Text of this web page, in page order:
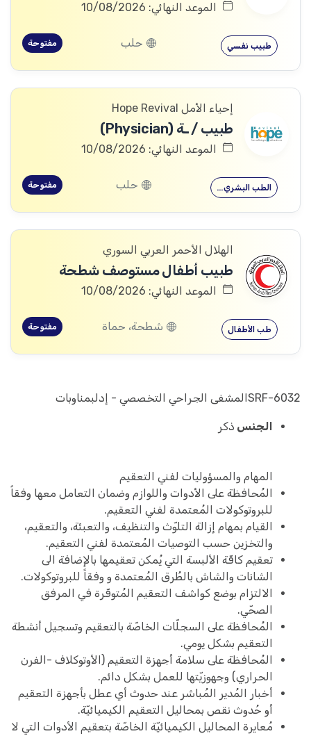
الموعد النهائي: 10/08/2026
طبيب نفسي حلب مفتوحة
إحياء الأمل Hope Revival
طبيب / ـة (Physician)
الموعد النهائي: 10/08/2026
الطب البشري… حلب مفتوحة
الهلال الأحمر العربي السوري
طبيب أطفال مستوصف شطحة
الموعد النهائي: 10/08/2026
طب الأطفال شطحة، حماة مفتوحة
SRF-6032المشفى الجراحي التخصصي - إدلبمناوبات
الجنس ذكر
المهام والمسؤوليات لفني التعقيم
المُحافظة على الأدوات واللوازم وضمان التعامل معها وفقاً
للبروتوكولات المُعتمدة لفني التعقيم.
القيام بمهام إزالة التلوّث والتنظيف، والتعبئة، والتعقيم،
والتخزين حسب التوصيات المُعتمدة لفني التعقيم.
تعقيم كافّة الألبسة التي يُمكن تعقيمها بالإضافة الى
الشانات والشاش بالطُرق المُعتمدة و وفقاً للبروتوكولات.
الالتزام بوضع كواشف التعقيم المُتوفّرة في المرفق
الصحّي.
المُحافظة على السجلّات الخاصّة بالتعقيم وتسجيل أنشطة
التعقيم بشكل يومي.
المُحافظة على سلامة أجهزة التعقيم (الأوتوكلاف -الفرن
الحراري) وجهوزيّتها للعمل بشكل دائم.
أخبار المُدير المُباشر عند حدوث أي عطل بأجهزة التعقيم
أو حُدوث نقص بمحاليل التعقيم الكيميائيّة.
مُعايرة المحاليل الكيميائيّة الخاصّة بتعقيم الأدوات التي لا